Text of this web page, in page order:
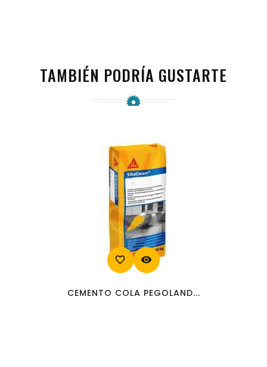
TAMBIÉN PODRÍA GUSTARTE
favorite_border visibility
CEMENTO COLA PEGOLAND...